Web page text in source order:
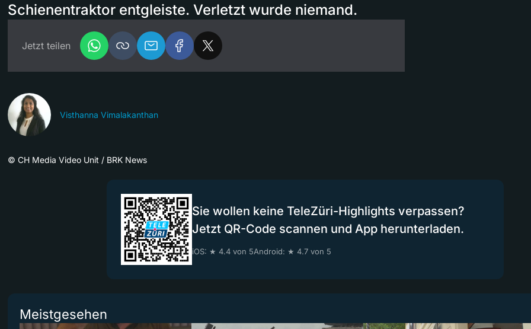
Schienentraktor entgleiste. Verletzt wurde niemand.
Jetzt teilen
Visthanna Vimalakanthan
© CH Media Video Unit / BRK News
Sie wollen keine TeleZüri-Highlights verpassen?
Jetzt QR-Code scannen und App herunterladen.
iOS: ★ 4.4 von 5Android: ★ 4.7 von 5
Meistgesehen